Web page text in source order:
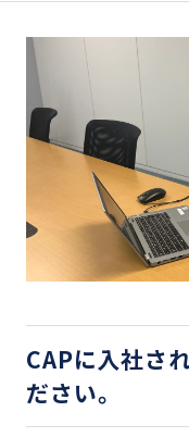
CAPに入社さ
ださい。